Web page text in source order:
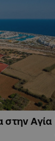
στην Αγία